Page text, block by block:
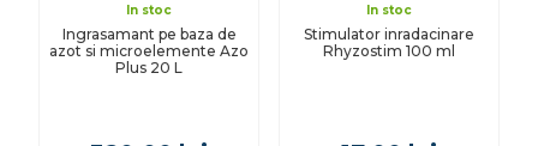
In stoc
Ingrasamant pe baza de
azot si microelemente Azo
Plus 20 L
In stoc
Stimulator inradacinare
Rhyzostim 100 ml